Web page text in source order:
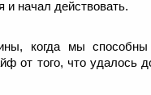
и начал действовать.
когда мы
от того, что удалось